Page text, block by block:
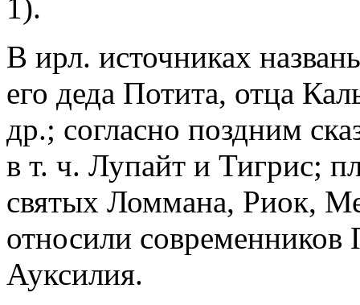
1).
В ирл. источниках
его деда Потита, отца
др.; согласно поздним
в т. ч. Лупайт и Тигрис;
святых Ломмана, Риок,
относили
Ауксилия.